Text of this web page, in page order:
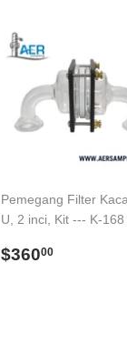
Pemegang Filter
U, 2 inci, Kit --- K-168
Regular
$36000